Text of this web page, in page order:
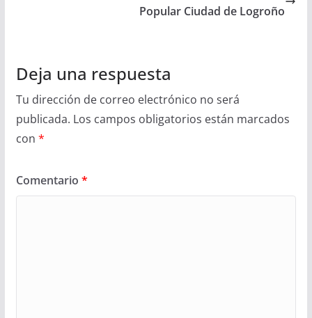
Popular Ciudad de Logroño
Deja una respuesta
Tu dirección de correo electrónico no será
publicada. Los campos obligatorios están marcados
con *
Comentario *